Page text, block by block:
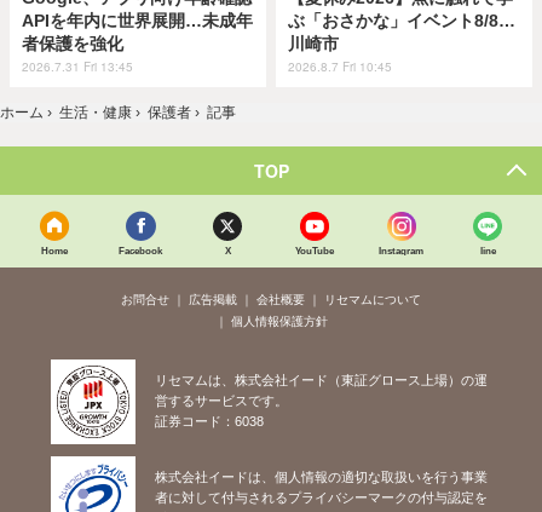
APIを年内に世界展開…未成年
者保護を強化
2026.7.31 Fri 13:45
ぶ「おさかな」イベント8/8…
川崎市
2026.8.7 Fri 10:45
ホーム › 生活・健康 › 保護者 › 記事
TOP
Home Facebook X YouTube Instagram line
お問合せ 広告掲載 会社概要
リセマムについて
個人情報保護方針
リセマムは、株式会社イード（東証グロース上場）の運
営するサービスです。
証券コード：6038
株式会社イードは、個人情報の適切な取扱いを行う事業
者に対して付与されるプライバシーマークの付与認定を